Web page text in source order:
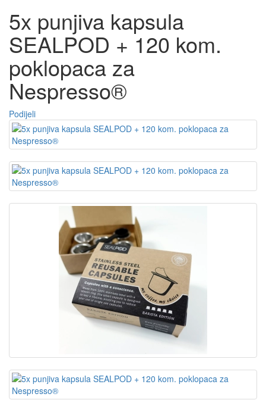
5x punjiva kapsula
SEALPOD + 120 kom.
poklopaca za
Nespresso®
Podijeli